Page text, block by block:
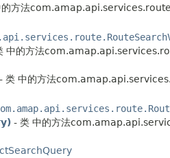
的方法
中的方法
- 类 中的方法
- 类 中的方法